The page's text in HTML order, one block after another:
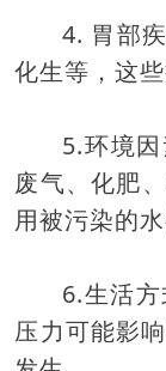
4. 胃部
化生等，这
5.环境
废气、化肥
用被污染的
6.生活方
压力可能影